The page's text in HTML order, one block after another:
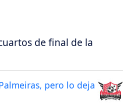
de final de la